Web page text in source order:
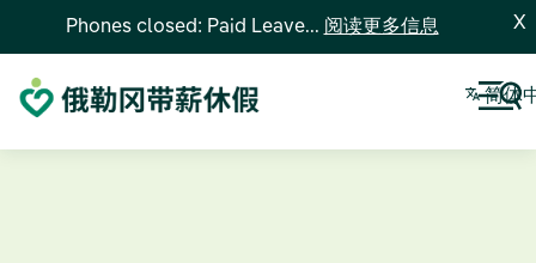
Phones closed: Paid Leave... 阅读更多信息 X
简体